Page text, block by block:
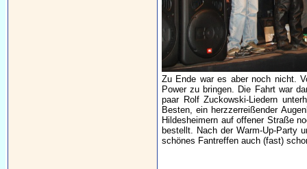
Zu Ende war es aber noch nicht.
Power zu bringen. Die Fahrt war
paar Rolf Zuckowski-Liedern
Besten, ein herzzerreißender
Hildesheimern auf offener Straße
bestellt. Nach der Warm-Up-Party
schönes Fantreffen auch (fast)